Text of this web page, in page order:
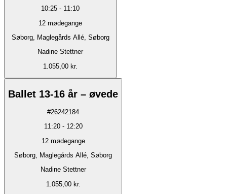
10:25 - 11:10
12 mødegange
Søborg, Maglegårds Allé, Søborg
Nadine Stettner
1.055,00 kr.
Ballet 13-16 år – øvede
#26242184
11:20- 12:20
12 mødegange
Søborg, Maglegårds Allé, Søborg
Nadine Stettner
1.055,00 kr.